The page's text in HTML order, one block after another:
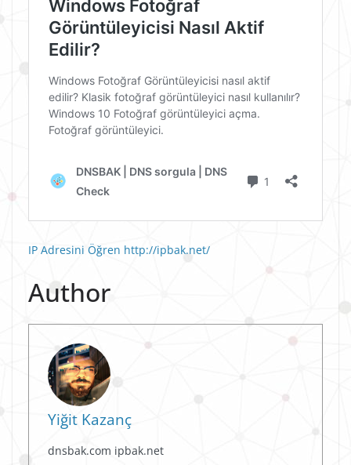
IP Adresini Öğren http://ipbak.net/
Author
Yiğit Kazanç
dnsbak.com ipbak.net